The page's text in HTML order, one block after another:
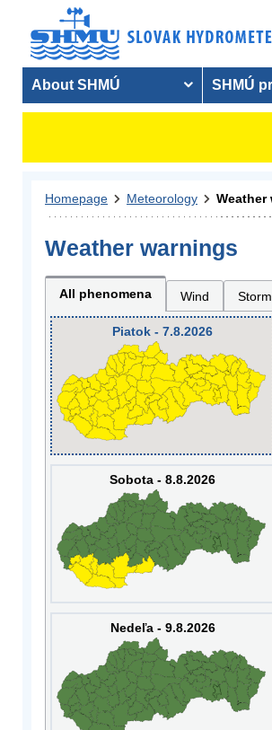
About SHMÚ SHMÚ
Homepage Meteorology Weather
Weather warnings
All phenomena Wind Storm
Piatok - 7.8.2026
Sobota - 8.8.2026
Nedeľa - 9.8.2026